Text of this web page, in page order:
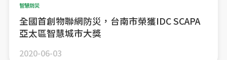
全國首創物聯網防災，台南市榮獲IDC SCAPA
亞太區智慧城市大獎
智慧防災
2020-06-03